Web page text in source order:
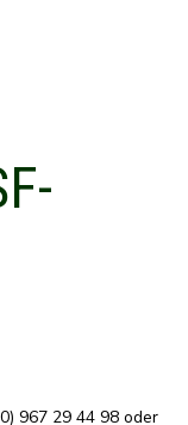
967 29 44 98 oder